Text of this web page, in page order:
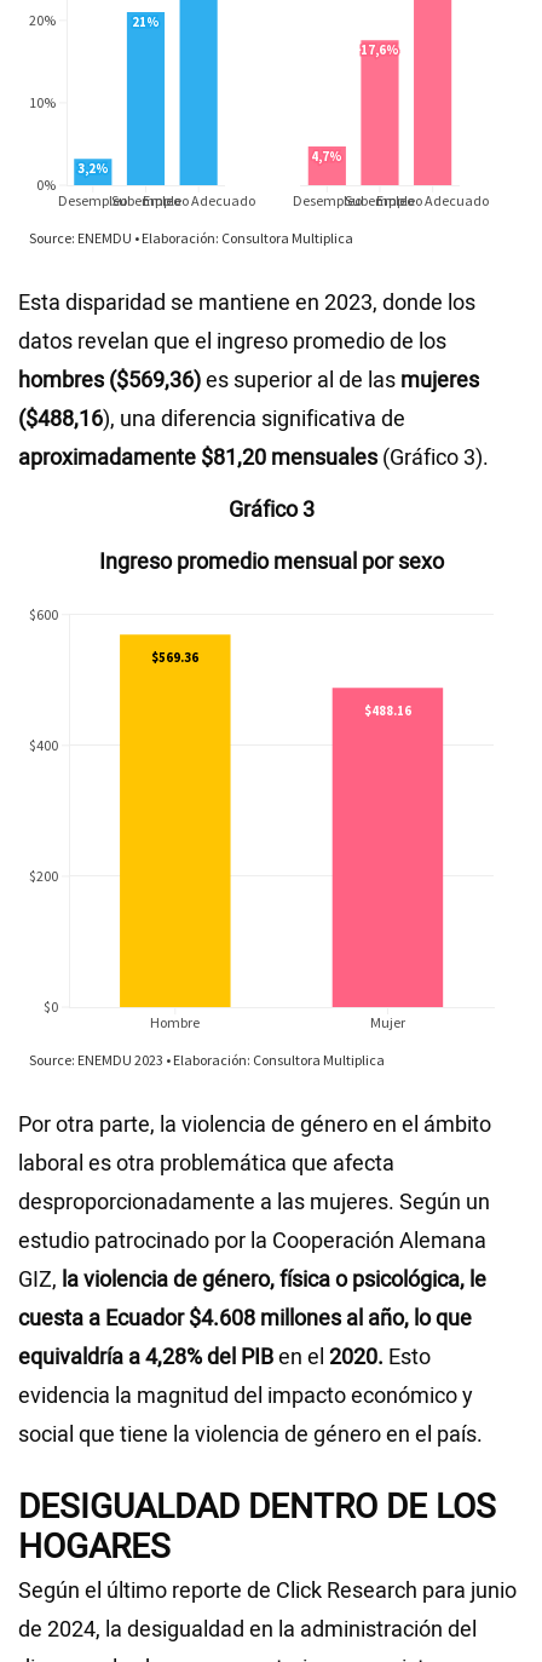
Esta disparidad se mantiene en 2023, donde los
datos revelan que el ingreso promedio de los
hombres ($569,36)es superior al de las mujeres
($488,16), una diferencia significativa de
aproximadamente $81,20 mensuales (Gráfico 3).
Gráfico 3
Ingreso promedio mensual por sexo
Por otra parte, la violencia de género en el ámbito
laboral es otra problemática que afecta
desproporcionadamente a las mujeres. Según un
estudio patrocinado por la Cooperación Alemana
GIZ, la violencia de género, física o psicológica, le
cuesta a Ecuador $4.608 millones al año, lo que
equivaldría a 4,28% del PIBen el 2020. Esto
evidencia la magnitud del impacto económico y
social que tiene la violencia de género en el país.
DESIGUALDAD DENTRO DE LOS
HOGARES
Según el último reporte de Click Research para junio
de 2024, la desigualdad en la administración del